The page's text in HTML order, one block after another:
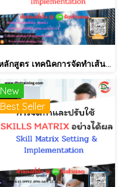
หลักสูตร เทคนิคการจัดทำเส้นทางการฝึกอบรม และการพัฒนาบุคลากร เป็นรายบุคคลอย่างเป็นระบบ Effective Training and Development Road Map & IDP Implementation
New
Best Seller